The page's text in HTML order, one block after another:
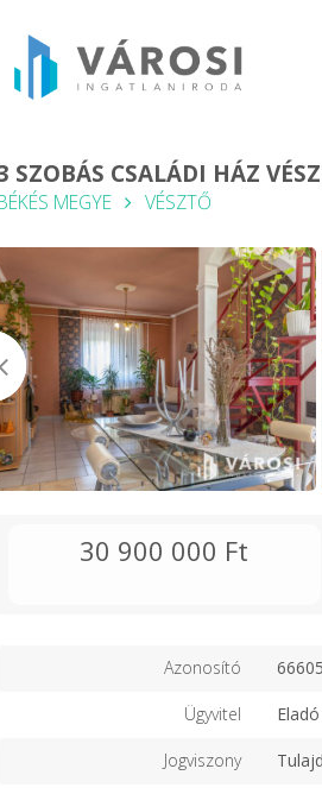
SZOBÁS CSALÁDI HÁZ
MEGYE VÉSZTŐ
30 900 000 Ft
Azonosító
Ügyvitel
Jogviszony